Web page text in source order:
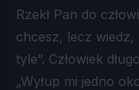
Rzekł Pan do
chcesz, lecz wiedz,
tyle”. Człowiek
„Wyłup mi jedno